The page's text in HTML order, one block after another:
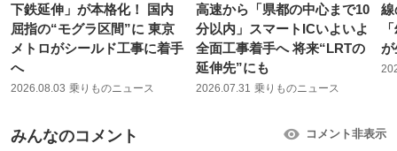
下鉄延伸」が本格化！ 国内
屈指の“モグラ区間”に 東京
メトロがシールド工事に着手
へ
2026.08.03 乗りものニュース
高速から「県都の中心まで10
分以内」スマートICいよいよ
全面工事着手へ 将来“LRTの
延伸先”にも
2026.07.31 乗りものニュース
が
みんなのコメント コメント非表示